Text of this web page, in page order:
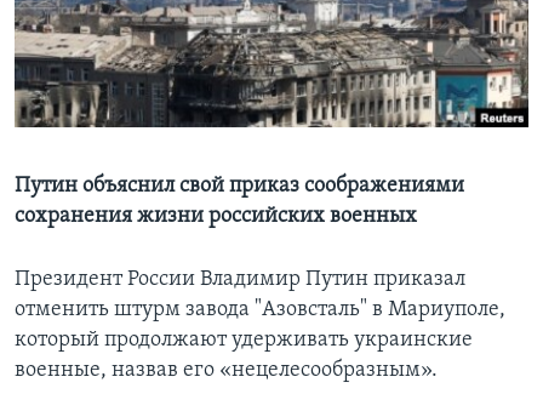
Learning English
СОЦИАЛЬНЫЕ СЕТИ
Языки
Путин объяснил свой приказ соображениями
сохранения жизни российских военных
Президент России Владимир Путин приказал
отменить штурм завода "Азовсталь" в Мариуполе,
который продолжают удерживать украинские
военные, назвав его «нецелесообразным».